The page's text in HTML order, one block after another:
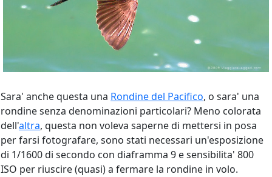
Sara' anche questa una Rondine del Pacifico, o sara' una
rondine senza denominazioni particolari? Meno colorata
dell'altra, questa non voleva saperne di mettersi in posa
per farsi fotografare, sono stati necessari un'esposizione
di 1/1600 di secondo con diaframma 9 e sensibilita' 800
ISO per riuscire (quasi) a fermare la rondine in volo.